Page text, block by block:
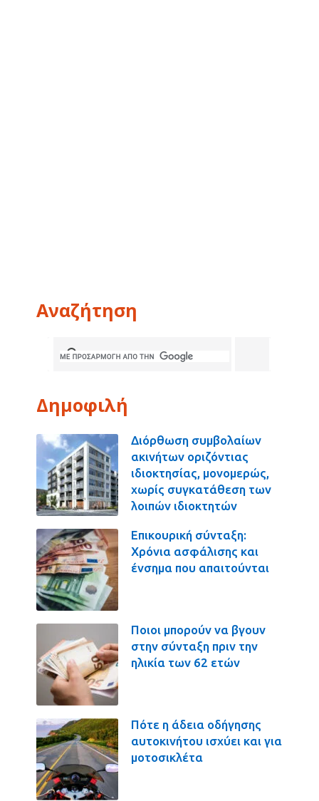
Αναζήτηση
Δημοφιλή
Διόρθωση συμβολαίων
ακινήτων οριζόντιας
ιδιοκτησίας, μονομερώς,
χωρίς συγκατάθεση των
λοιπών ιδιοκτητών
Επικουρική σύνταξη:
Χρόνια ασφάλισης και
ένσημα που απαιτούνται
Ποιοι μπορούν να βγουν
στην σύνταξη πριν την
ηλικία των 62 ετών
Πότε η άδεια οδήγησης
αυτοκινήτου ισχύει και για
μοτοσικλέτα